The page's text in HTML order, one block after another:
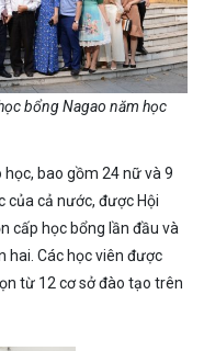
bổng Nagao năm học
bao gồm 24 nữ và 9
của cả nước, được Hội
cấp học bổng lần đầu và
hai. Các học viên được
từ 12 cơ sở đào tạo trên